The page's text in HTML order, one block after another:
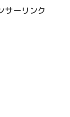
サーリンク